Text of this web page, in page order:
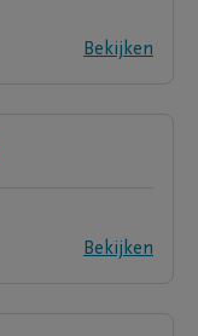
Bekijken
Bekijken